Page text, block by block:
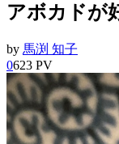
アボカドが
by 馬渕 知子
0623 PV